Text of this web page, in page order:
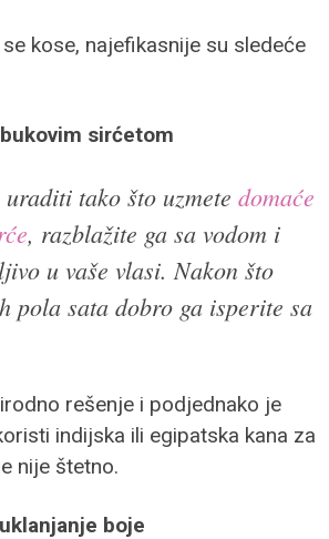
kose, najefikasnije su sledeće
sirćetom
uraditi tako što uzmete domaće
, razblažite ga sa vodom i
u vaše vlasi. Nakon što
pola sata dobro ga isperite sa
rešenje i podjednako je
indijska ili egipatska kana za
nije štetno.
boje